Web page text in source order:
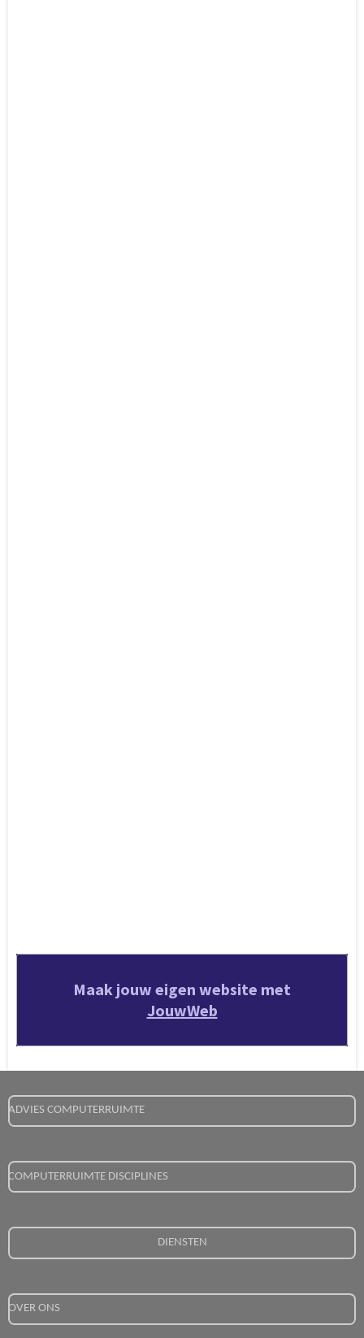
Maak jouw eigen website met
JouwWeb
ADVIES COMPUTERRUIMTE
COMPUTERRUIMTE DISCIPLINES
DIENSTEN
OVER ONS